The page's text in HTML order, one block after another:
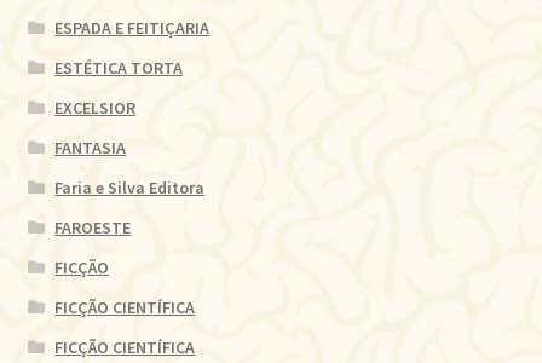
ESPADA E FEITIÇARIA
ESTÉTICA TORTA
EXCELSIOR
FANTASIA
Faria e Silva Editora
FAROESTE
FICÇÃO
FICÇÃO CIENTÍFICA
FICÇÃO CIENTÍFICA